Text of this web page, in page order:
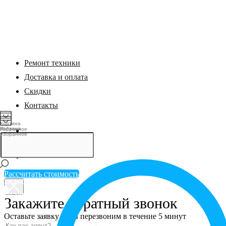
Ремонт техники
Доставка и оплата
Скидки
Контакты
Рассчитать стоимость
Закажите обратный звонок
Оставьте заявку и мы перезвоним в течение 5 минут
Корзина
Избранное
Каталог
Корзина
Избранное
Каталог